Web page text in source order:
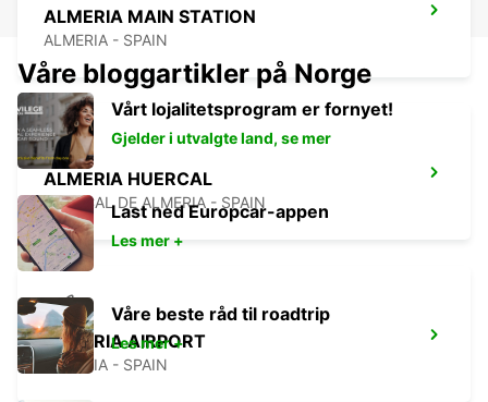
ALMERIA MAIN STATION
ALMERIA - SPAIN
ALMERIA HUERCAL
HUERCAL DE ALMERIA - SPAIN
ALMERIA AIRPORT
ALMERIA - SPAIN
Våre bloggartikler på Norge
Vårt lojalitetsprogram er fornyet!
Gjelder i utvalgte land, se mer
Last ned Europcar-appen
Les mer +
Våre beste råd til roadtrip
Les mer +